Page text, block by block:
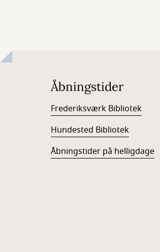
Åbningstider
Frederiksværk Bibliotek
Hundested Bibliotek
Åbningstider på helligdage